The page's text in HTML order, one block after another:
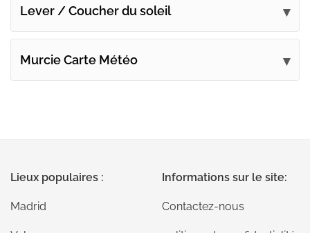
Lever / Coucher du soleil
Murcie Carte Météo
Lieux populaires :
Madrid
Informations sur le site:
Contactez-nous